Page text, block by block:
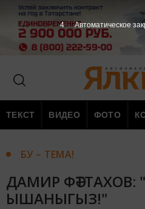
ТЕКСТ ВИДЕО ФОТО
БУ – ТЕМА!
ДАМИР ФӘТТАХОВ:
ЫШАНЫГЫЗ!"
3 Автоматическое